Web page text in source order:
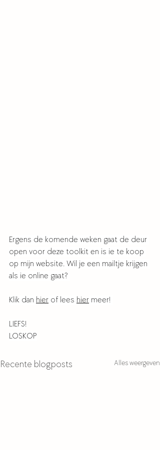
Ergens de komende weken gaat de deur
open voor deze toolkit en is ie te koop
op mijn website. Wil je een mailtje krijgen
als ie online gaat?
Klik dan hier of lees hier meer!
LIEFS!
LOSKOP
Recente blogposts Alles weergeven